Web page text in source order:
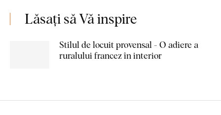
Lăsați să Vă inspire
Stilul de locuit provensal - O adiere a
ruralului francez în interior